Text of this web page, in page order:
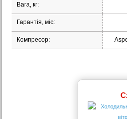
Вага, кг:
Гарантія, міс:
Компресор: